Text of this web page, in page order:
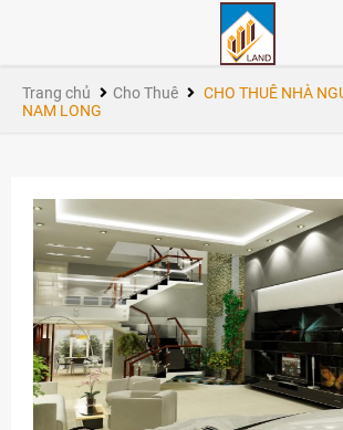
Trang chủ Cho Thuê
CHO THUÊ NHÀ
NAM LONG